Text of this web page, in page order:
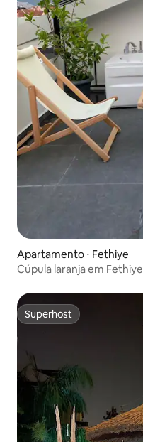
Apartamento ⋅ Fethiye
Cúpula laranja em Fethiye
Superhost
Superhost